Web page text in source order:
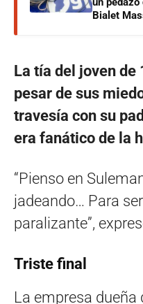
Bialet
La tía del joven de
pesar de sus
travesía con su
era fanático de la
“Pienso en
jadeando… Para
paralizante”,
Triste final
La empresa dueña